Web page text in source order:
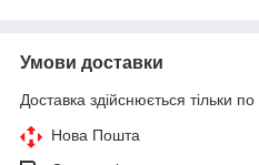
Умови доставки
Доставка здійснюється тільки
Нова Пошта